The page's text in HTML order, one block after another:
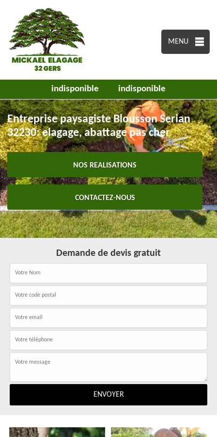
MENU
indisponible indisponible
Entreprise paysagiste Blousson Serian
32230: elagage, abattage pas cher
NOS REALISATIONS
CONTACTEZ-NOUS
Demande de devis gratuit